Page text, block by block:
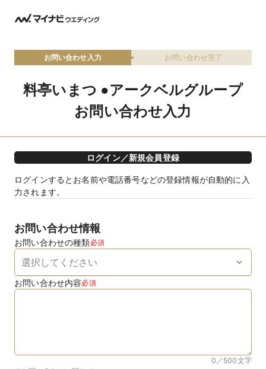
お問い合わせ入力 お問い合わせ完了
料亭いまつ ●アークベルグループ
お問い合わせ入力
ログイン／新規会員登録
ログインするとお名前や電話番号などの登録情報が自動的に入
力されます。
お問い合わせ情報
お問い合わせの種類必須
お問い合わせ内容必須
0／500文字